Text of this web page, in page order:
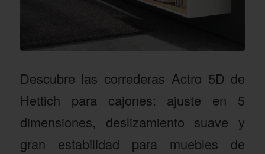
Descubre las correderas Actro 5D de
Hettich para cajones: ajuste en 5
dimensiones, deslizamiento suave y
gran estabilidad para muebles de